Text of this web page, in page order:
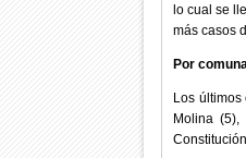
lo cual se
más casos
Por comuna
Los últimos
Molina